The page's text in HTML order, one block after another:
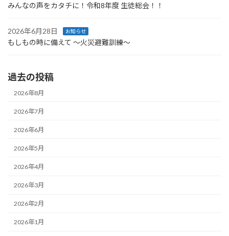
みんなの声をカタチに！令和8年度 生徒総会！！
2026年6月28日 お知らせ
もしもの時に備えて ～火災避難訓練～
過去の投稿
2026年8月
2026年7月
2026年6月
2026年5月
2026年4月
2026年3月
2026年2月
2026年1月